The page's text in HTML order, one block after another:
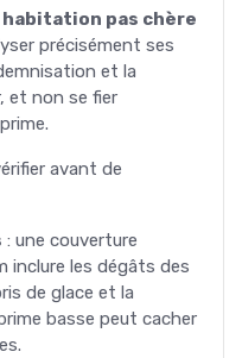
habitation pas chère
précisément ses
et la
et non se fier
avant de
: une couverture
inclure les dégâts des
de glace et la
basse peut cacher